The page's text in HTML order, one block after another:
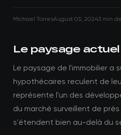
Michael TorresAugust 05, 20243 min
Le paysage actuel
Le paysage de l'immobilier a
hypothécaires reculent de
représente l'un des
du marché surveillent de
s'étendent bien au-delà du